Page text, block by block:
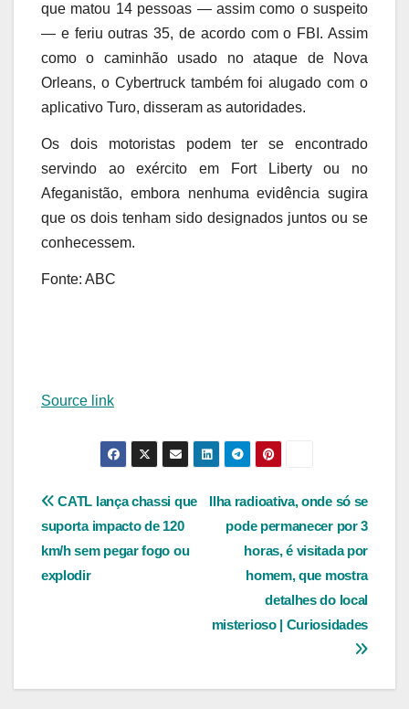
que matou 14 pessoas — assim como o suspeito
— e feriu outras 35, de acordo com o FBI. Assim
como o caminhão usado no ataque de Nova
Orleans, o Cybertruck também foi alugado com o
aplicativo Turo, disseram as autoridades.
Os dois motoristas podem ter se encontrado
servindo ao exército em Fort Liberty ou no
Afeganistão, embora nenhuma evidência sugira
que os dois tenham sido designados juntos ou se
conhecessem.
Fonte: ABC
Source link
Navegação
de
Post
Ilha radioativa, onde só se
pode permanecer por 3
horas, é visitada por
homem, que mostra
detalhes do local
misterioso | Curiosidades
CATL lança chassi que
suporta impacto de 120
km/h sem pegar fogo ou
explodir